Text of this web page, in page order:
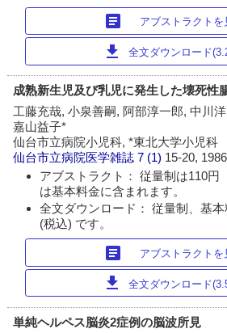
article アブストラクトを
download 全文ダウンロード
成熟新生児及び乳児に発生した壊死性
工藤充哉, 小泉善嗣, 阿部淳一郎, 中川
嘉山益子*
仙台市立病院小児科, *東北大学小児科
仙台市立病院医学雑誌 7 (1) 15-20,
アブストラクト： 従量制は110円
は基本料金に含まれます。
全文ダウンロード： 従量制、基
(税込) です。
article アブストラクトを
download 全文ダウンロード
単純ヘルペス脳炎2症例の脳波所見